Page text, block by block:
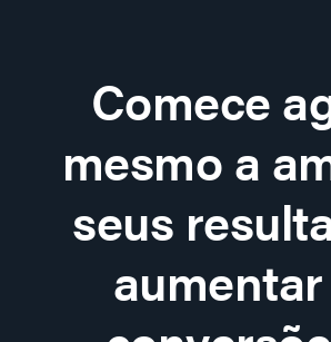
Comece
mesmo a
seus